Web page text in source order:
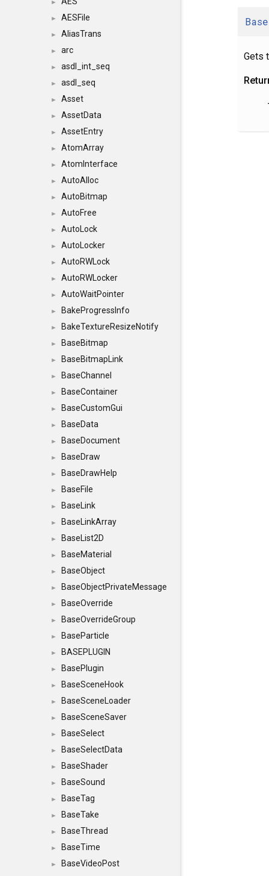
►
► AESFile
► AliasTrans
► arc
► asdl_int_seq
► asdl_seq
► Asset
► AssetData
► AssetEntry
► AtomArray
► AtomInterface
► AutoAlloc
► AutoBitmap
► AutoFree
► AutoLock
► AutoLocker
► AutoRWLock
► AutoRWLocker
► AutoWaitPointer
► BakeProgressInfo
► BakeTextureResizeNotify
► BaseBitmap
► BaseBitmapLink
► BaseChannel
► BaseContainer
► BaseCustomGui
► BaseData
► BaseDocument
► BaseDraw
► BaseDrawHelp
► BaseFile
► BaseLink
► BaseLinkArray
► BaseList2D
► BaseMaterial
► BaseObject
► BaseObjectPrivateMessage
► BaseOverride
► BaseOverrideGroup
► BaseParticle
► BASEPLUGIN
► BasePlugin
► BaseSceneHook
► BaseSceneLoader
► BaseSceneSaver
► BaseSelect
► BaseSelectData
► BaseShader
► BaseSound
► BaseTag
► BaseTake
► BaseThread
► BaseTime
►
BaseVideoPost
Gets